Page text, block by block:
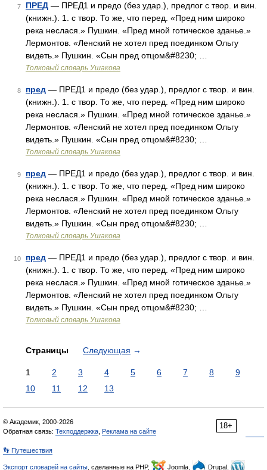
7 ПРЕД — ПРЕД1 и предо (без удар.), предлог с твор. и вин.
(книжн.). 1. с твор. То же, что перед. «Пред ним широко
река неслася.» Пушкин. «Пред мной готическое зданье.»
Лермонтов. «Ленский не хотел пред поединком Ольгу
видеть.» Пушкин. «Сын пред отцом&#8230; …
Толковый словарь Ушакова
8 пред — ПРЕД1 и предо (без удар.), предлог с твор. и вин.
(книжн.). 1. с твор. То же, что перед. «Пред ним широко
река неслася.» Пушкин. «Пред мной готическое зданье.»
Лермонтов. «Ленский не хотел пред поединком Ольгу
видеть.» Пушкин. «Сын пред отцом&#8230; …
Толковый словарь Ушакова
9 пред — ПРЕД1 и предо (без удар.), предлог с твор. и вин.
(книжн.). 1. с твор. То же, что перед. «Пред ним широко
река неслася.» Пушкин. «Пред мной готическое зданье.»
Лермонтов. «Ленский не хотел пред поединком Ольгу
видеть.» Пушкин. «Сын пред отцом&#8230; …
Толковый словарь Ушакова
10 пред — ПРЕД1 и предо (без удар.), предлог с твор. и вин.
(книжн.). 1. с твор. То же, что перед. «Пред ним широко
река неслася.» Пушкин. «Пред мной готическое зданье.»
Лермонтов. «Ленский не хотел пред поединком Ольгу
видеть.» Пушкин. «Сын пред отцом&#8230; …
Толковый словарь Ушакова
Страницы Следующая →
1 2 3 4 5 6 7 8
9
10
11 12 13
18+
© Академик, 2000-2026
Обратная связь: Техподдержка Реклама на сайте
👣 Путешествия
Экспорт словарей на сайты , сделанные на PHP, Joomla, Drupal,